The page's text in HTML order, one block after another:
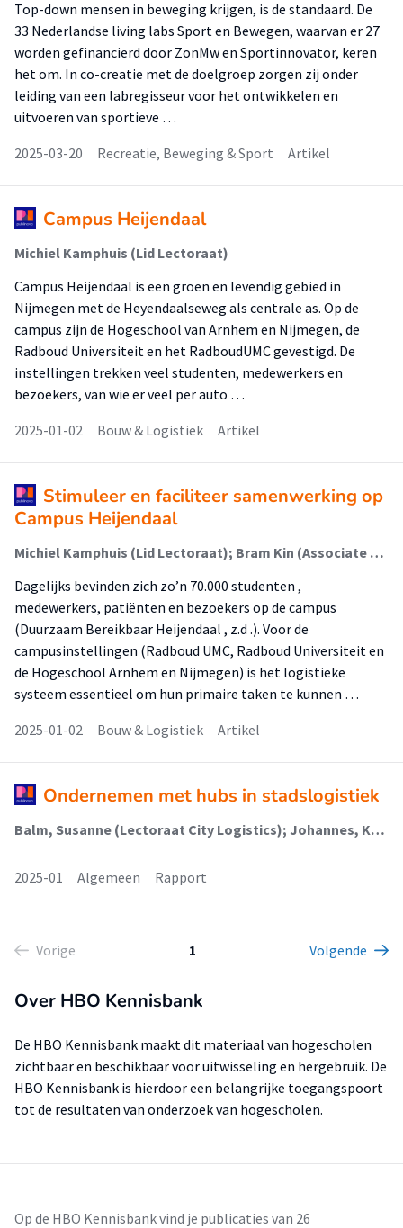
Top-down mensen in beweging krijgen, is de standaard. De
33 Nederlandse living labs Sport en Bewegen, waarvan er 27
worden gefinancierd door ZonMw en Sportinnovator, keren
het om. In co-creatie met de doelgroep zorgen zij onder
leiding van een labregisseur voor het ontwikkelen en
uitvoeren van sportieve …
2025-03-20
Recreatie, Beweging & Sport Artikel
Campus Heijendaal
Michiel Kamphuis (Lid Lectoraat)
Campus Heijendaal is een groen en levendig gebied in
Nijmegen met de Heyendaalseweg als centrale as. Op de
campus zijn de Hogeschool van Arnhem en Nijmegen, de
Radboud Universiteit en het RadboudUMC gevestigd. De
instellingen trekken veel studenten, medewerkers en
bezoekers, van wie er veel per auto …
2025-01-02
Bouw & Logistiek Artikel
Stimuleer en faciliteer samenwerking op
Campus Heijendaal
Michiel Kamphuis (Lid Lectoraat); Bram Kin (Associate Lector)
Dagelijks bevinden zich zo’n 70.000 studenten ,
medewerkers, patiënten en bezoekers op de campus
(Duurzaam Bereikbaar Heijendaal , z.d .). Voor de
campusinstellingen (Radboud UMC, Radboud Universiteit en
de Hogeschool Arnhem en Nijmegen) is het logistieke
systeem essentieel om hun primaire taken te kunnen …
2025-01-02
Bouw & Logistiek Artikel
Ondernemen met hubs in stadslogistiek
Balm, Susanne (Lectoraat City Logistics); Johannes, Koos (Lectoraat Ondernemerschap); Ploos van Amstel, Walther (Faculteit Techniek (Ft)); Schilder, Yasmine; Wilmsen, Sander (Lectoraat Logistiek); Kamphuis, Michiel; Kin, Bram
2025-01 Algemeen Rapport
Vorige 1 Volgende
Over HBO Kennisbank
De HBO Kennisbank maakt dit materiaal van hogescholen
zichtbaar en beschikbaar voor uitwisseling en hergebruik. De
HBO Kennisbank is hierdoor een belangrijke toegangspoort
tot de resultaten van onderzoek van hogescholen.
Op de HBO Kennisbank vind je publicaties van 26